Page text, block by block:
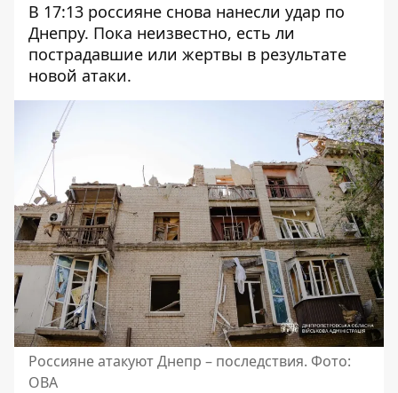
В 17:13 россияне снова нанесли удар по
Днепру. Пока неизвестно, есть ли
пострадавшие или жертвы в результате
новой атаки.
Россияне атакуют Днепр – последствия. Фото:
ОВА